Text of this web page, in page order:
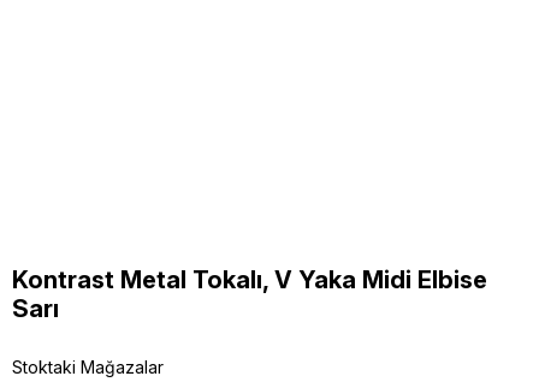
Kontrast Metal Tokalı, V Yaka Midi Elbise
Sarı
Stoktaki Mağazalar